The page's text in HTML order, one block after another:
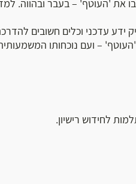
את 'העוטף' – בעבר ובהווה.
ידע עדכני וכלים חשובים
– ועם נוכחותו המשמעותית
לחידוש רישיון.